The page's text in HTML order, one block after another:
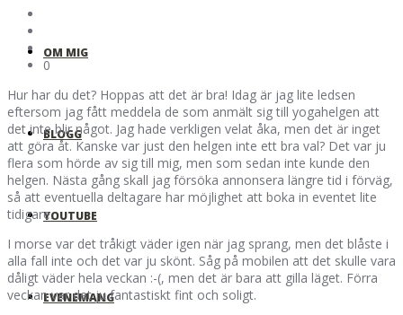
OM MIG
BLOGG
YOUTUBE
EVENEMANG
0
Hur har du det? Hoppas att det är bra! Idag är jag lite ledsen
eftersom jag fått meddela de som anmält sig till yogahelgen att
det inte blir något. Jag hade verkligen velat åka, men det är inget
att göra åt. Kanske var just den helgen inte ett bra val? Det var ju
flera som hörde av sig till mig, men som sedan inte kunde den
helgen. Nästa gång skall jag försöka annonsera längre tid i förväg,
så att eventuella deltagare har möjlighet att boka in eventet lite
tidigare.
I morse var det tråkigt väder igen när jag sprang, men det blåste i
alla fall inte och det var ju skönt. Såg på mobilen att det skulle vara
dåligt väder hela veckan :-(, men det är bara att gilla läget. Förra
veckan var det ju fantastiskt fint och soligt.